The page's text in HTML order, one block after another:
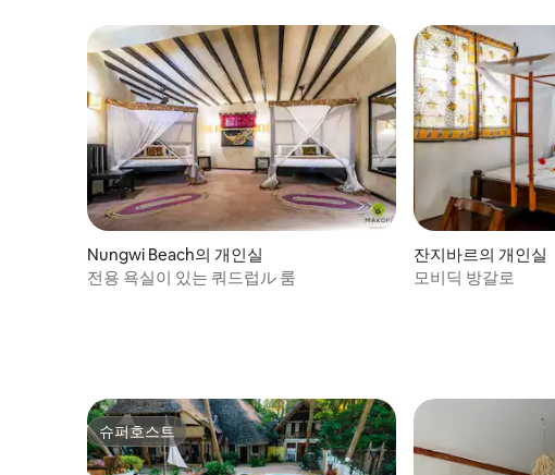
Nungwi Beach의 개인실
전용 욕실이 있는 쿼드럽ル 룸
잔지바르의 개인실
모비딕 방갈로
슈퍼호스트
슈퍼호스트